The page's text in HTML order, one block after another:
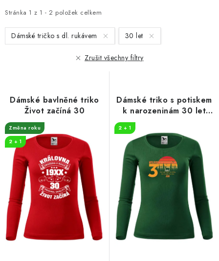
i
s
p
u
t
ů
Stránka 1 z 1 - 2 položek celkem
e
n
í
d
k
t
ů
Dámské tričko s dl. rukávem 30 let
Zrušit všechny filtry
Dámské bavlněné triko
Život začíná 30
Změna roku
2 + 1
Dámské triko s potiskem
k narozeninám 30 let
2 + 1